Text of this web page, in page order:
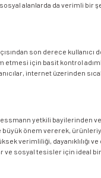
alanlarda da verimli bir
son derece
etmesi için basit kontrol
internet üzerinden
yetkili bayilerinden
önem vererek,
verimliliği,
sosyal tesisler için ideal